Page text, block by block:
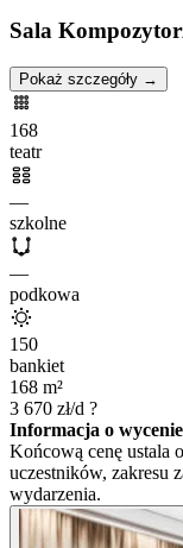
Sala
Pokaż szczegóły →
168
teatr
—
szkolne
—
podkowa
150
bankiet
168 m²
3 670 zł/d ?
Informacja o wycenie
Końcową cenę ustala
uczestników, zakresu
wydarzenia.